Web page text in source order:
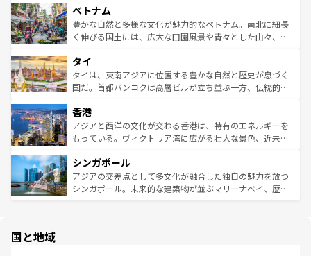
参照してほしい。
容にもいいと評判のスイーツなど、バラエティ豊かな料理
が味わえる。 なお、新着の台湾情報は コンテンツ一覧を参
照してほしい。
き、地方に足を延ばせば四季折々の自然美を楽しむことが
できる。そして、キムチや焼肉、絶品のストリートフード
まで、さまざまな韓国料理が待っている。夜には、韓国な
リティに包まれながら、韓国の多彩な魅力を心ゆくまで味
わってみてほしい。 なお、新着の韓国情報はコンテンツ一
覧を参照してほしい。
ベトナム
豊かな自然と多様な文化が魅力的なベトナム。南北に細長
く伸びる国土には、広大な田園風景や青々とした山々、世
急速な発展と共に伝統が息づく。ハノイの古い町並みやホ
ーチミン市のフランス統治時代の建物も、独特の雰囲気を
醸し出している。また、バラエティの豊かさとおいしさで
とつ。フォーやバインミー、ベトナムコーヒーなどは、ぜ
ひ現地で味わいたい。どの地域を訪れてもあたたかい人々
が旅行者を迎えてくれるので、きっと忘れられない旅にな
参照してほしい。
タイ
タイは、東南アジアに位置する豊かな自然と歴史が息づく
国だ。首都バンコクは高層ビルが立ち並ぶ一方、伝統的な
の活気が交差している。北部ではチェンマイなどの山岳地
帯で自然と触れ合い、南部ではプーケットやクラビの美し
いビーチでリゾート気分を楽しむことができる。タイ料理
激する。気候は一年中温暖で、どの季節にも異なる楽しみ
が待っている。親しみやすいタイの人々、仏教を中心とし
た文化、そして多様な観光資源が、訪れる旅人を魅了し続
香港
アジアと西洋の文化が交わる香港は、特有のエネルギーを
もっている。ヴィクトリア湾に広がる壮大な景色、近未来
み、どこを訪れても感動するはず。観光スポットが密集し
ており、効率よく見どころを回れるのも魅力。息をのむよ
うな絶景から文化的な体験まで、香港を存分に楽しみ尽く
シンガポール
アジアの交差点として多文化が融合した独自の魅力を放つ
シンガポール。未来的な建築物が並ぶマリーナベイ、歴史
国と地域